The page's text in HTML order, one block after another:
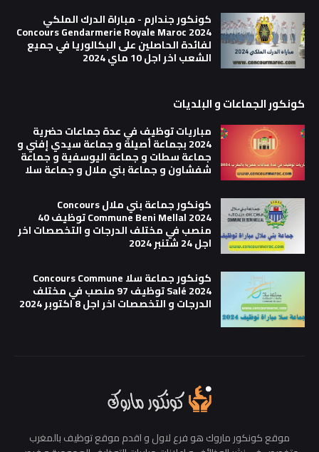
كونكور جندارم - مباراة الدرك الملكي
Concours Gendarmerie Royale Maroc 2024
لفائدة الحاصلين على البكالوريا في جميع
الشعب اخر اجل 10 ماي 2024
كونكور الجماعات و البلديات
مباريات توظيف في عدة جماعات حضرية
2024 بجماعة أصيلة و جماعة سيدي إفني و
جماعة سطات و جماعة اليوسفية و جماعة
شفشاون و جماعة بني ملال و جماعة سلا
كونكور جماعة بني ملال Concours
Commune Beni Mellal 2024 توظيف 40
منصب في مختلف الدرجات و التخصصات اخر
اجل 24 شتنبر 2024
كونكور جماعة سلا Concours Commune
Salé 2024 توظيف 97 منصب في مختلف
الدرجات و التخصصات اخر اجل 8 اكتوبر 2024
موقع كونكور ماروك هو فرع لاول و اقدم موقع توظيف بالمغرب